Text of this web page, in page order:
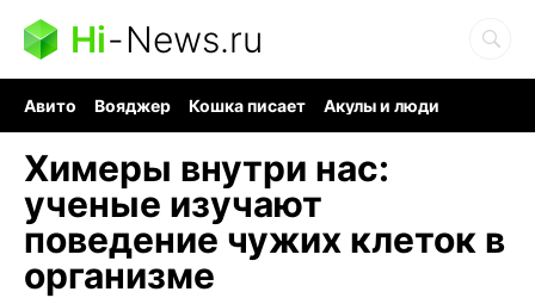
Hi-News.ru
Авито Вояджер Кошка писает
Акулы и люди
Химеры внутри нас:
ученые изучают
поведение чужих клеток в
организме